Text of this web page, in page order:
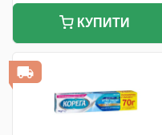
КУПИТИ